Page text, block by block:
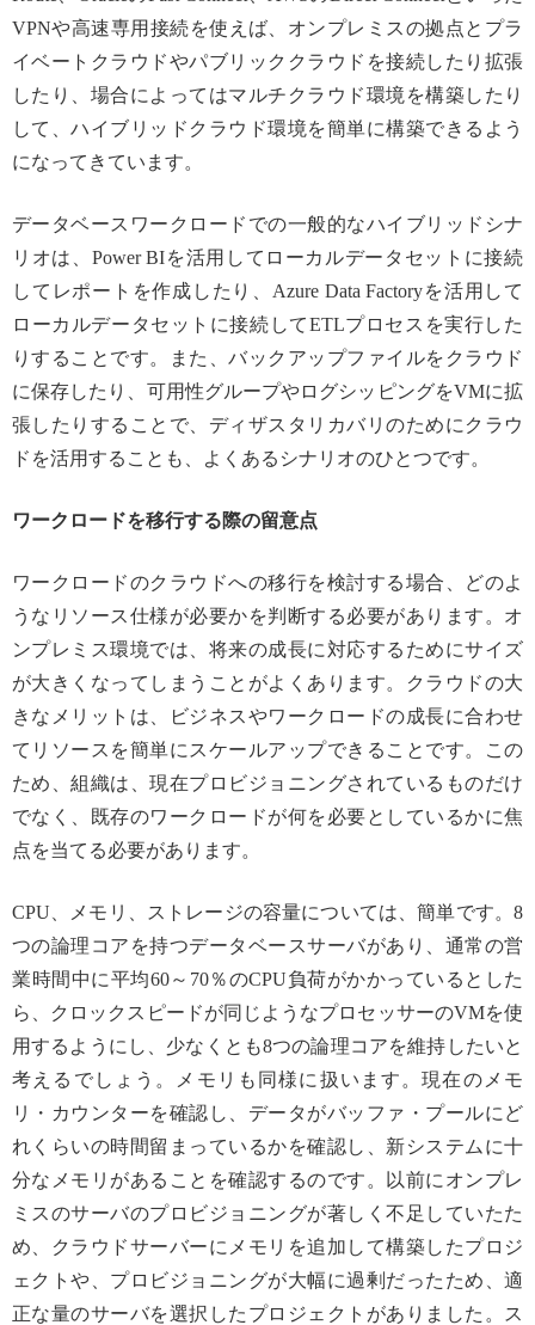
VPNや高速専用接続を使えば、オンプレミスの拠点とプラ
イベートクラウドやパブリッククラウドを接続したり拡張
したり、場合によってはマルチクラウド環境を構築したり
して、ハイブリッドクラウド環境を簡単に構築できるよう
になってきています。
データベースワークロードでの一般的なハイブリッドシナ
リオは、Power BIを活用してローカルデータセットに接続
してレポートを作成したり、Azure Data Factoryを活用して
ローカルデータセットに接続してETLプロセスを実行した
りすることです。また、バックアップファイルをクラウド
に保存したり、可用性グループやログシッピングをVMに拡
張したりすることで、ディザスタリカバリのためにクラウ
ドを活用することも、よくあるシナリオのひとつです。
ワークロードを移行する際の留意点
ワークロードのクラウドへの移行を検討する場合、どのよ
うなリソース仕様が必要かを判断する必要があります。オ
ンプレミス環境では、将来の成長に対応するためにサイズ
が大きくなってしまうことがよくあります。クラウドの大
きなメリットは、ビジネスやワークロードの成長に合わせ
てリソースを簡単にスケールアップできることです。この
ため、組織は、現在プロビジョニングされているものだけ
でなく、既存のワークロードが何を必要としているかに焦
点を当てる必要があります。
CPU、メモリ、ストレージの容量については、簡単です。8
つの論理コアを持つデータベースサーバがあり、通常の営
業時間中に平均60～70％のCPU負荷がかかっているとした
ら、クロックスピードが同じようなプロセッサーのVMを使
用するようにし、少なくとも8つの論理コアを維持したいと
考えるでしょう。メモリも同様に扱います。現在のメモ
リ・カウンターを確認し、データがバッファ・プールにど
れくらいの時間留まっているかを確認し、新システムに十
分なメモリがあることを確認するのです。以前にオンプレ
ミスのサーバのプロビジョニングが著しく不足していたた
め、クラウドサーバーにメモリを追加して構築したプロジ
ェクトや、プロビジョニングが大幅に過剰だったため、適
正な量のサーバを選択したプロジェクトがありました。ス